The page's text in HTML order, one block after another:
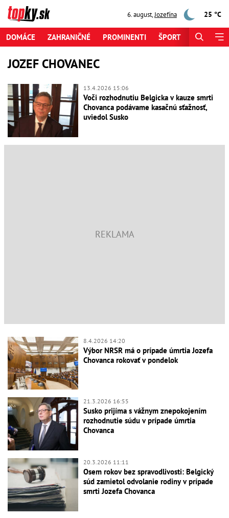
6. august,Jozefína 25 °C
DOMÁCE ZAHRANIČNÉ PROMINENTI ŠPORT
JOZEF CHOVANEC
13.4.2026 15:06
Voči rozhodnutiu Belgicka v kauze smrti
Chovanca podávame kasačnú sťažnosť,
uviedol Susko
8.4.2026 14:20
Výbor NRSR má o prípade úmrtia Jozefa
Chovanca rokovať v pondelok
21.3.2026 16:55
Susko prijíma s vážnym znepokojením
rozhodnutie súdu v prípade úmrtia
Chovanca
20.3.2026 11:11
Osem rokov bez spravodlivosti: Belgický
súd zamietol odvolanie rodiny v prípade
smrti Jozefa Chovanca